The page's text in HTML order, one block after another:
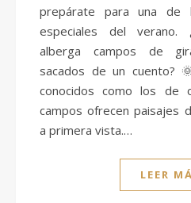
prepárate para una de
especiales del verano.
alberga campos de
sacados de un cuento?
conocidos como los de
campos ofrecen paisajes
a primera vista.…
LEER